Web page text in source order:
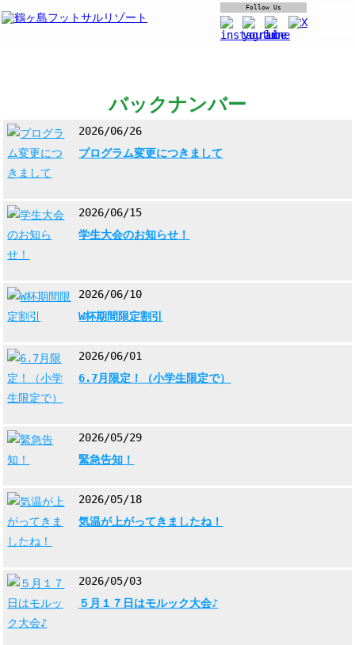
Follow Us
バックナンバー
2026/06/26
プログラム変更につきまして
2026/06/15
学生大会のお知らせ！
2026/06/10
W杯期間限定割引
2026/06/01
6.7月限定！（小学生限定で）
2026/05/29
緊急告知！
2026/05/18
気温が上がってきましたね！
2026/05/03
５月１７日はモルック大会♪